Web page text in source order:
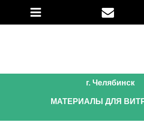
г. Челябинск
МАТЕРИАЛЫ ДЛЯ